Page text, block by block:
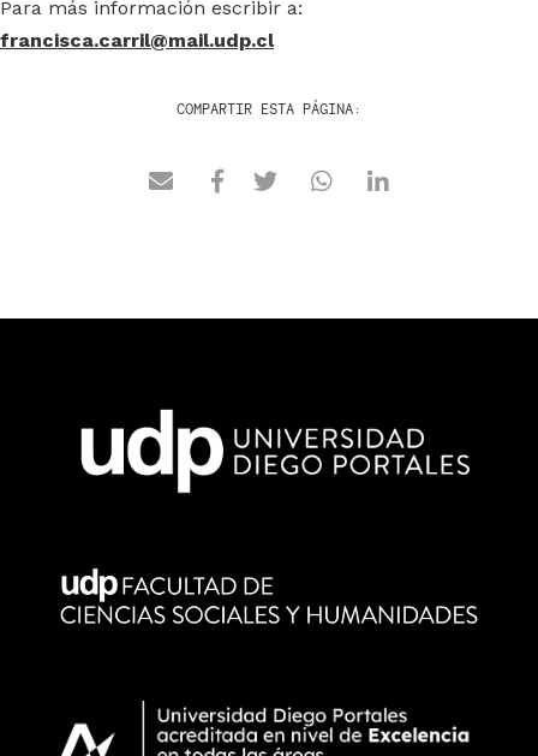
Para más información escribir a:
francisca.carril@mail.udp.cl
COMPARTIR ESTA PÁGINA: